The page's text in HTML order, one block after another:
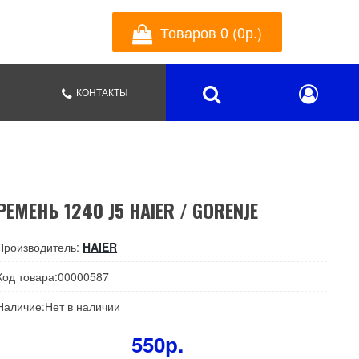
Товаров 0 (0р.)
КОНТАКТЫ
1240 J5 HAIER / GORENJE
HAIER
товара:00000587
в наличии
550р.